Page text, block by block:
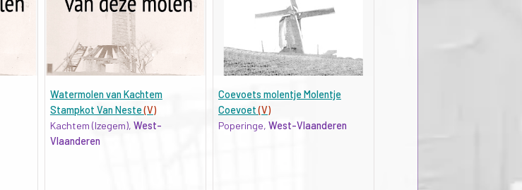
Watermolen van Kachtem
Stampkot Van Neste(V)
Kachtem (Izegem), West-
Vlaanderen
Coevoets molentje Molentje
Coevoet(V)
Poperinge, West-Vlaanderen